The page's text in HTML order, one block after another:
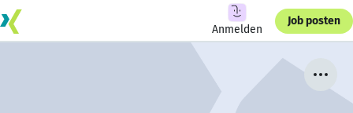
Anmelden
Job posten